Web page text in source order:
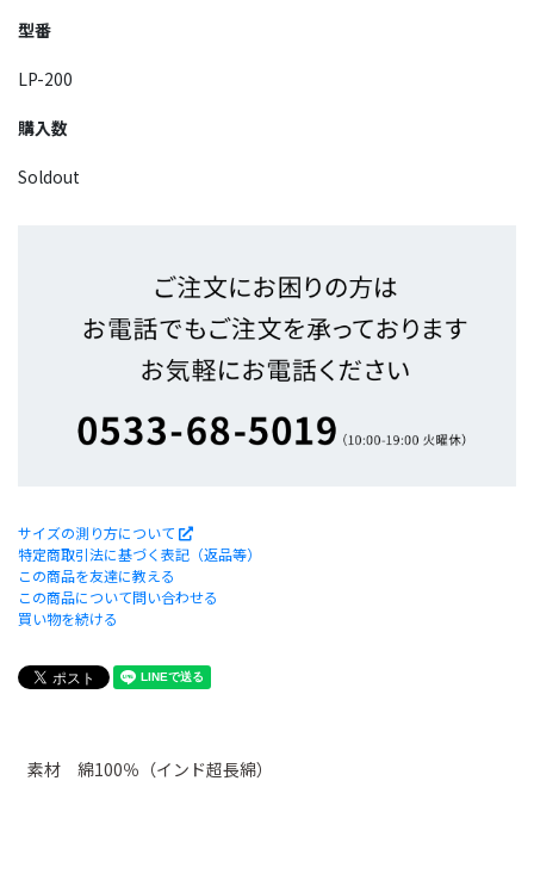
型番
LP-200
購入数
Soldout
サイズの測り方について
特定商取引法に基づく表記（返品等）
この商品を友達に教える
この商品について問い合わせる
買い物を続ける
素材 綿100％（インド超長綿）